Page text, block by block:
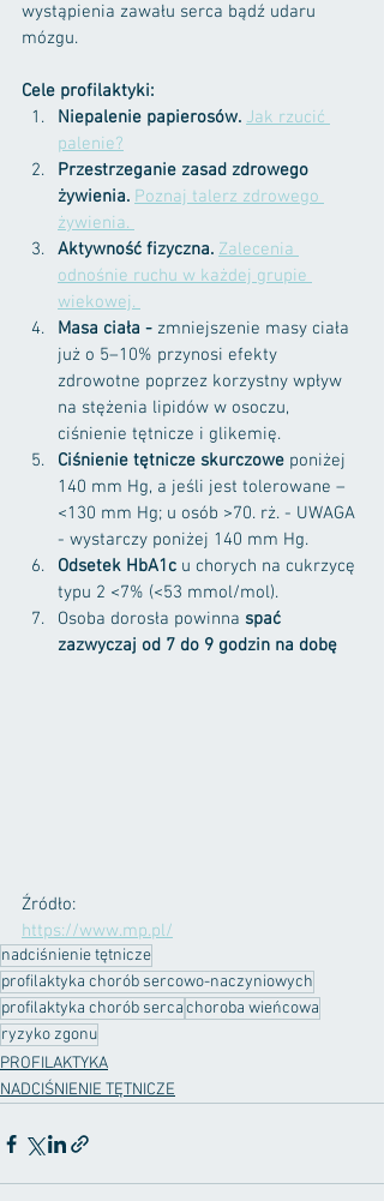
wystąpienia zawału serca bądź udaru
mózgu.
Cele profilaktyki:
Niepalenie papierosów. Jak rzucić
palenie?
Przestrzeganie zasad zdrowego
żywienia. Poznaj talerz zdrowego
żywienia.
Aktywność fizyczna. Zalecenia
odnośnie ruchu w każdej grupie
wiekowej.
Masa ciała - zmniejszenie masy ciała
już o 5–10% przynosi efekty
zdrowotne poprzez korzystny wpływ
na stężenia lipidów w osoczu,
ciśnienie tętnicze i glikemię.
Ciśnienie tętnicze skurczowe poniżej
140 mm Hg, a jeśli jest tolerowane –
<130 mm Hg; u osób >70. rż. - UWAGA
- wystarczy poniżej 140 mm Hg.
Odsetek HbA1c u chorych na cukrzycę
typu 2 <7% (<53 mmol/mol).
Osoba dorosła powinna spać
zazwyczaj od 7 do 9 godzin na dobę
Źródło:
https://www.mp.pl/
nadciśnienie tętnicze
profilaktyka chorób sercowo-naczyniowych
profilaktyka chorób sercachoroba wieńcowa
ryzyko zgonu
PROFILAKTYKA
NADCIŚNIENIE TĘTNICZE